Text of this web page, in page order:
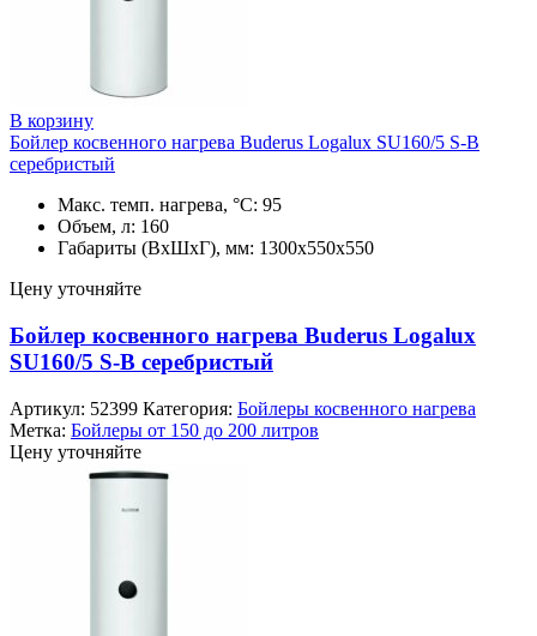
В корзину
Бойлер косвенного нагрева Buderus Logalux SU160/5 S-B
серебристый
Макс. темп. нагрева, °С: 95
Объем, л: 160
Габариты (ВхШхГ), мм: 1300х550х550
Цену уточняйте
Бойлер косвенного нагрева Buderus Logalux
SU160/5 S-B серебристый
Артикул: 52399 Категория: Бойлеры косвенного нагрева
Метка: Бойлеры от 150 до 200 литров
Цену уточняйте